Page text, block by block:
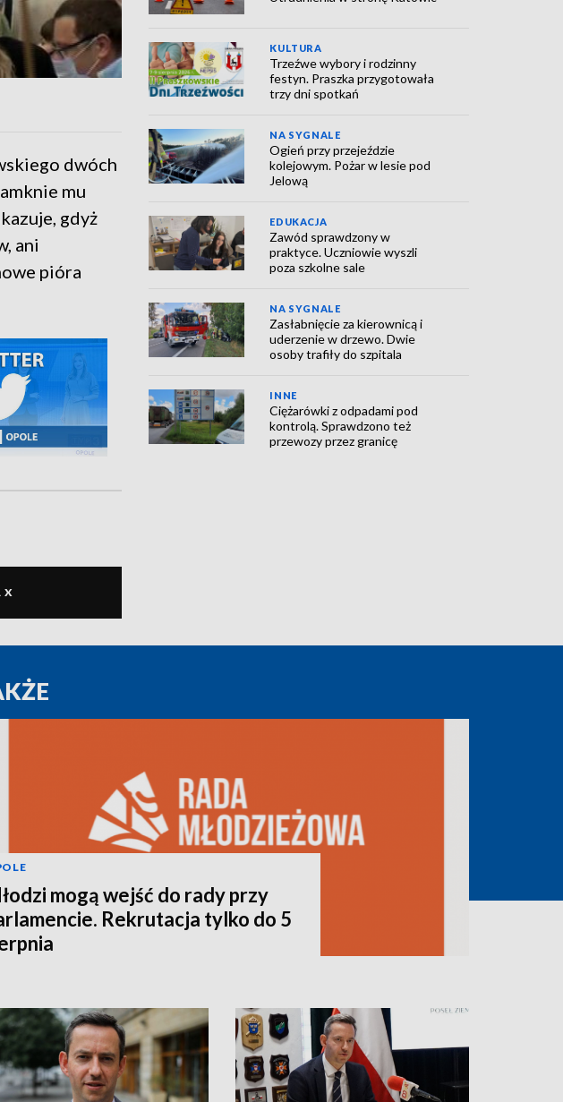
dwóch
mu
gdyż
ani
pióra
X
KULTURA
Trzeźwe wybory i rodzinny
festyn. Praszka przygotowała
trzy dni spotkań
NA SYGNALE
Ogień przy przejeździe
kolejowym. Pożar w lesie pod
Jelową
EDUKACJA
Zawód sprawdzony w
praktyce. Uczniowie wyszli
poza szkolne sale
NA SYGNALE
Zasłabnięcie za kierownicą i
uderzenie w drzewo. Dwie
osoby trafiły do szpitala
INNE
Ciężarówki z odpadami pod
kontrolą. Sprawdzono też
przewozy przez granicę
mogą wejść do rady przy
Rekrutacja tylko do 5